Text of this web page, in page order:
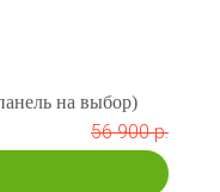
на выбор)
56 900 р.